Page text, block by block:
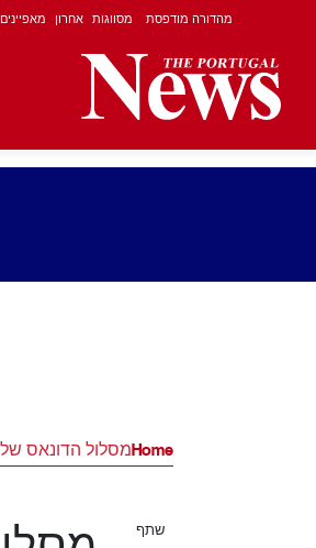
מהדורה מודפסת מסווגות אחרון מאפיינים
Homeמסלול הדונאס
שתף